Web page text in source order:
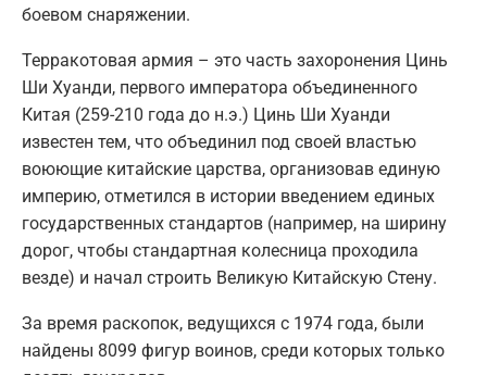
боевом снаряжении.
Терракотовая армия – это часть захоронения Цинь
Ши Хуанди, первого императора объединенного
Китая (259-210 года до н.э.) Цинь Ши Хуанди
известен тем, что объединил под своей властью
воюющие китайские царства, организовав единую
империю, отметился в истории введением единых
государственных стандартов (например, на ширину
дорог, чтобы стандартная колесница проходила
везде) и начал строить Великую Китайскую Стену.
За время раскопок, ведущихся с 1974 года, были
найдены 8099 фигур воинов, среди которых только